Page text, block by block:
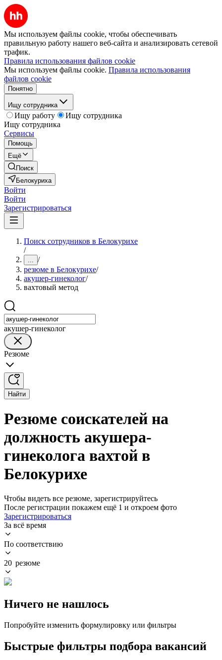
Мы используем файлы cookie, чтобы обеспечивать
правильную работу нашего веб-сайта и анализировать сетевой
трафик.
Правила использования файлов cookie
Мы используем файлы cookie. Правила использования
файлов cookie
Понятно
Ищу сотрудника
Ищу работу
Ищу сотрудника
Ищу сотрудника
Сервисы
Помощь
Ещё
Поиск
Белокуриха
Войти
Войти
Зарегистрироваться
Поиск сотрудников в Белокурихе
/
... /
резюме в Белокурихе/
акушер-гинеколог/
вахтовый метод
акушер-гинеколог
Резюме
Найти
Резюме соискателей на
должность акушера-
гинеколога вахтой в
Белокурихе
Чтобы видеть все резюме, зарегистрируйтесь
После регистрации покажем ещё 1 и откроем фото
Зарегистрироваться
За всё время
По соответствию
20 резюме
Ничего не нашлось
Попробуйте изменить формулировку или фильтры
Быстрые фильтры подбора вакансий